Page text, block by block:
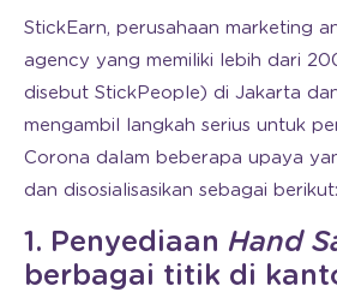
StickEarn, perusahaan marketing
agency yang memiliki lebih dari
disebut StickPeople) di Jakarta
mengambil langkah serius untuk
Corona dalam beberapa upaya
dan disosialisasikan sebagai berikut:
1. Penyediaan Hand
berbagai titik di